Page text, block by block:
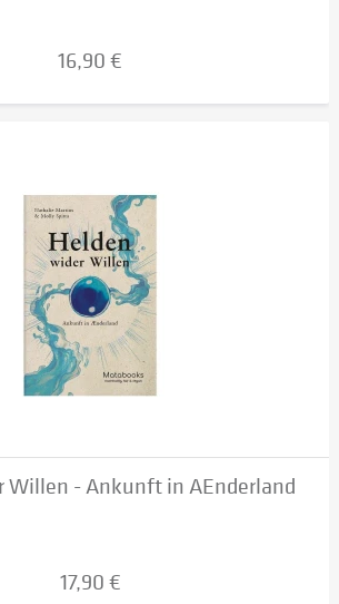
16,90 €
Willen - Ankunft in AEnderland
17,90 €